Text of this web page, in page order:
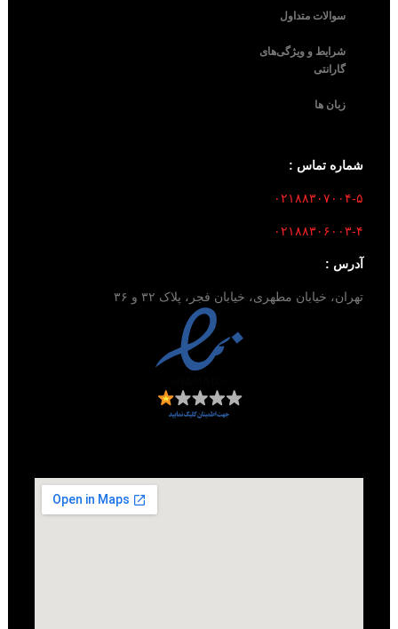
سوالات متداول
شرایط و ویژگی‌های
گارانتی
زبان ها
شماره تماس :
۰۲۱۸۸۳۰۷۰۰۴-۵
۰۲۱۸۸۳۰۶۰۰۳-۴
آدرس :
تهران، خیابان مطهری، خیابان فجر، پلاک ۳۲ و ۳۶